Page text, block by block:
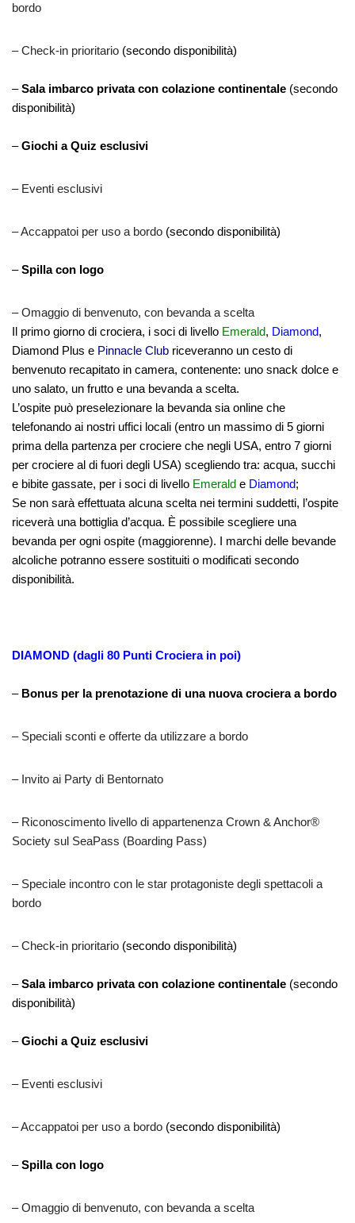
bordo
– Check-in prioritario (secondo disponibilità)
–Sala imbarco privata con colazione continentale (secondo
disponibilità)
–Giochi a Quiz esclusivi
– Eventi esclusivi
– Accappatoi per uso a bordo (secondo disponibilità)
–Spilla con logo
– Omaggio di benvenuto, con bevanda a scelta
Il primo giorno di crociera, i soci di livello Emerald, Diamond,
Diamond Plus e Pinnacle Club riceveranno un cesto di
benvenuto recapitato in camera, contenente: uno snack dolce e
uno salato, un frutto e una bevanda a scelta.
L’ospite può preselezionare la bevanda sia online che
telefonando ai nostri uffici locali (entro un massimo di 5 giorni
prima della partenza per crociere che negli USA, entro 7 giorni
per crociere al di fuori degli USA) scegliendo tra: acqua, succhi
e bibite gassate, per i soci di livello Emerald e Diamond;
Se non sarà effettuata alcuna scelta nei termini suddetti, l’ospite
riceverà una bottiglia d’acqua. È possibile scegliere una
bevanda per ogni ospite (maggiorenne). I marchi delle bevande
alcoliche potranno essere sostituiti o modificati secondo
disponibilità.
DIAMOND (dagli 80 Punti Crociera in poi)
– Bonus per la prenotazione di una nuova crociera a bordo
– Speciali sconti e offerte da utilizzare a bordo
– Invito ai Party di Bentornato
– Riconoscimento livello di appartenenza Crown & Anchor®
Society sul SeaPass (Boarding Pass)
– Speciale incontro con le star protagoniste degli spettacoli a
bordo
– Check-in prioritario (secondo disponibilità)
–Sala imbarco privata con colazione continentale (secondo
disponibilità)
–Giochi a Quiz esclusivi
– Eventi esclusivi
– Accappatoi per uso a bordo (secondo disponibilità)
–Spilla con logo
– Omaggio di benvenuto, con bevanda a scelta